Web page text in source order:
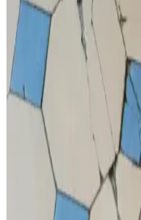
Nike Çocuk
Modeller ve Seçim
Nike çocuk taytları,
dayanıklılık ve çeşitli
kullanımı için ideal,
Çocuklara Karne
Ayakkabıyla
Karne günü çocuklara
çanta ile rahat
onları mutlu edin.